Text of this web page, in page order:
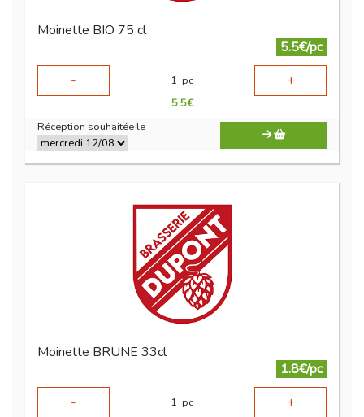
Moinette BIO 75 cl
5.5€/pc
-
1 pc +
5.5€
Réception souhaitée le
Moinette BRUNE 33cl
1.8€/pc
-
1 pc +